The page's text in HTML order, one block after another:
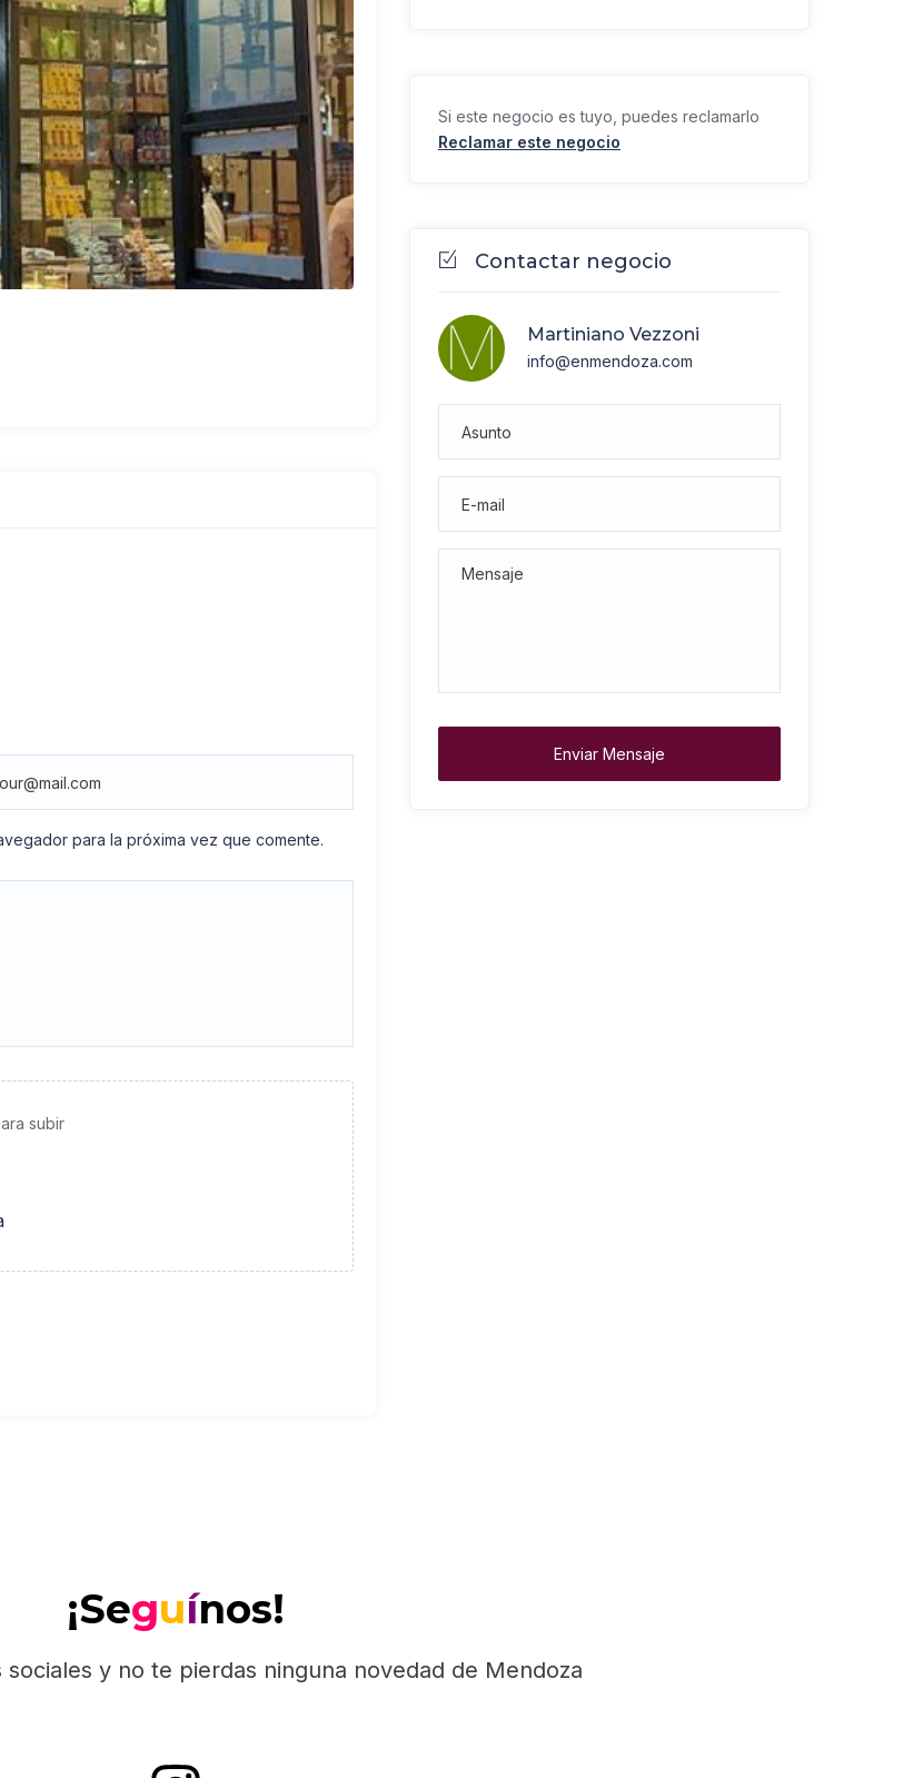
para la próxima vez que comente.
subir
Si este negocio es tuyo, puedes reclamarlo
Reclamar este negocio
Contactar negocio
Martiniano Vezzoni
info@enmendoza.com
Enviar Mensaje
¡Seguínos!
y no te pierdas ninguna novedad de Mendoza